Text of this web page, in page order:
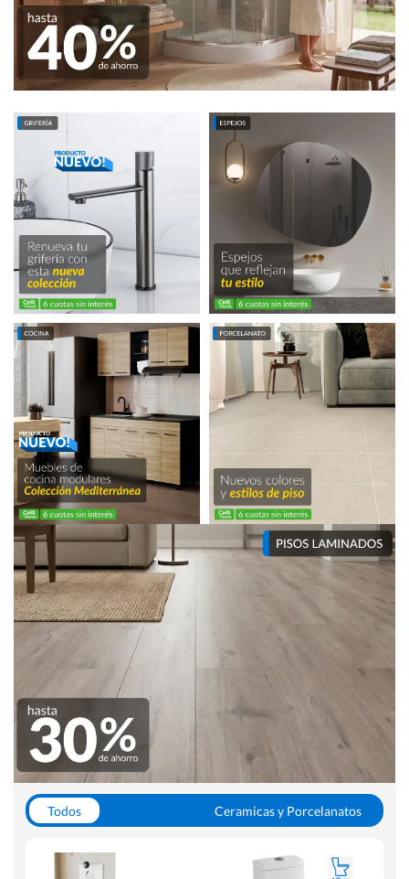
Todos
Ceramicas y Porcelanatos
WC y Sanitarios
Pisos Flotantes y Laminados